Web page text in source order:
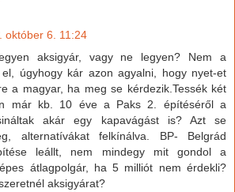
október 6. 11:24
aksigyár, vagy ne legyen? Nem a
úgyhogy kár azon agyalni, hogy nyet-et
a magyar, ha meg se kérdezik.Tessék két
már kb. 10 éve a Paks 2. építéséről a
akár egy kapavágást is? Azt se
alternatívákat felkínálva. BP- Belgrád
leállt, nem mindegy mit gondol a
átlagpolgár, ha 5 milliót nem érdekli?
aksigyárat?